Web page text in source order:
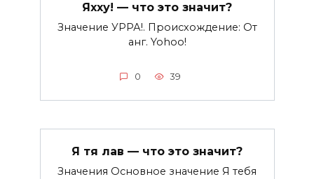
Яхху! — что это значит?
Значение УРРА!. Происхождение: От
анг. Yohoo!
0 39
Я тя лав — что это значит?
Значения Основное значение Я тебя